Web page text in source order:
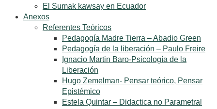
El Sumak kawsay en Ecuador
Anexos
Referentes Teóricos
Pedagogía Madre Tierra – Abadio Green
Pedagogía de la liberación – Paulo Freire
Ignacio Martin Baro-Psicología de la
Liberación
Hugo Zemelman- Pensar teórico, Pensar
Epistémico
Estela Quintar – Didactica no Parametral